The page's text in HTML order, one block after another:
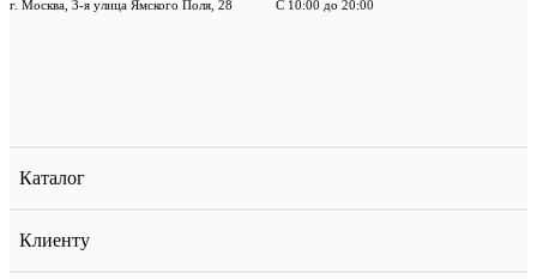
Каталог
Клиенту
г. Москва, 3-я улица Ямского Поля, 28 С 10:00 до 20:00